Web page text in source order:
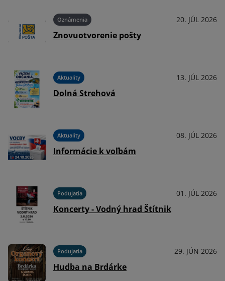
Oznámenia 20. JÚL 2026
Znovuotvorenie pošty
Aktuality 13. JÚL 2026
Dolná Strehová
Aktuality 08. JÚL 2026
Informácie k voľbám
Podujatia 01. JÚL 2026
Koncerty - Vodný hrad Štítnik
Podujatia 29. JÚN 2026
Hudba na Brdárke